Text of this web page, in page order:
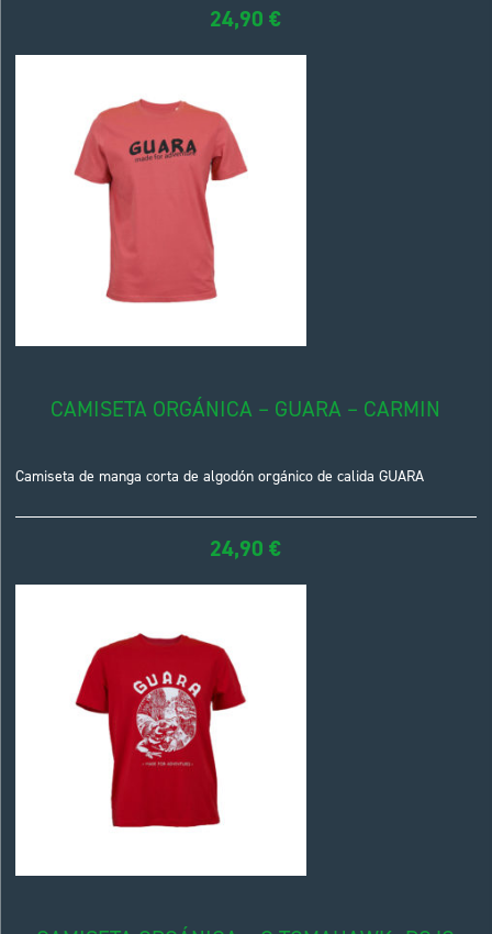
24,90€
CAMISETA ORGÁNICA – GUARA – CARMIN
Camiseta de manga corta de algodón orgánico de calida GUARA
24,90€